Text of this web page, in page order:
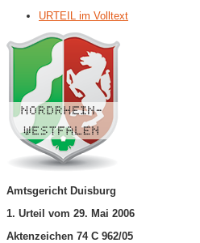
URTEIL im Volltext
Amtsgericht Duisburg
1. Urteil vom 29. Mai 2006
Aktenzeichen 74 C 962/05